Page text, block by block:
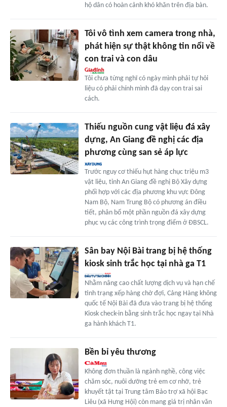
hộ dân có hoàn cảnh khó khăn trên địa bàn.
Tôi vô tình xem camera trong nhà,
phát hiện sự thật không tin nổi về
con trai và con dâu
Tôi chưa từng nghĩ có ngày mình phải tự hỏi
liệu có phải chính mình đã dạy con trai sai
cách.
Thiếu nguồn cung vật liệu đá xây
dựng, An Giang đề nghị các địa
phương cùng san sẻ áp lực
Trước nguy cơ thiếu hụt hàng chục triệu m3
vật liệu, tỉnh An Giang đề nghị Bộ Xây dựng
phối hợp với các địa phương khu vực Đông
Nam Bộ, Nam Trung Bộ có phương án điều
tiết, phân bổ một phần nguồn đá xây dựng
phục vụ các công trình trọng điểm ở ĐBSCL.
Sân bay Nội Bài trang bị hệ thống
kiosk sinh trắc học tại nhà ga T1
Nhằm nâng cao chất lượng dịch vụ và hạn chế
tình trạng xếp hàng chờ đợi, Cảng Hàng không
quốc tế Nội Bài đã đưa vào trang bị hệ thống
Kiosk check-in bằng sinh trắc học ngay tại Nhà
ga hành khách T1.
Bền bỉ yêu thương
Không đơn thuần là ngành nghề, công việc
chăm sóc, nuôi dưỡng trẻ em cơ nhỡ, trẻ
khuyết tật tại Trung tâm Bảo trợ xã hội Bạc
Liêu (xã Hưng Hội) còn mang giá trị nhân văn